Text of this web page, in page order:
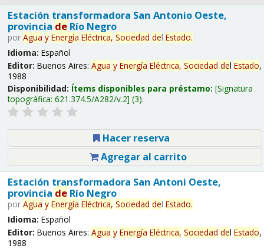
Estación transformadora San Antonio Oeste,
provincia deRío Negro
por Agua y Energía Eléctrica, Sociedad del Estado.
Idioma: Español
Editor: Buenos Aires: Agua y Energía Eléctrica, Sociedad del Estado,
1988
Disponibilidad: Ítems disponibles para préstamo: Signatura
topográfica: 621.374.5/A282/v.2 (3).
Hacer reserva
Agregar al carrito
Estación transformadora San Antoni Oeste,
provincia deRío Negro
por Agua y Energía Eléctrica, Sociedad del Estado.
Idioma: Español
Editor: Buenos Aires: Agua y Energía Eléctrica, Sociedad del Estado,
1988